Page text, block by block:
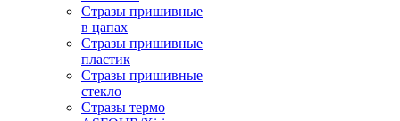
Стразы пришивные
в цапах
Стразы пришивные
пластик
Стразы пришивные
стекло
Стразы термо